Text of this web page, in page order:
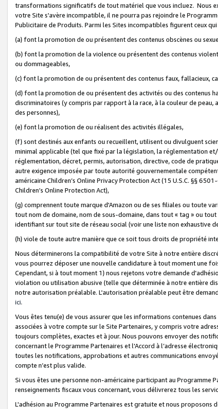
transformations significatifs de tout matériel que vous incluez. Nous
votre Site s'avère incompatible, il ne pourra pas rejoindre le
Publicitaire de Produits. Parmi les Sites incompatibles figurent ceux
(a) font la promotion de ou présentent des contenus obscènes ou
(b) font la promotion de la violence ou présentent des contenus
ou dommageables,
(c) font la promotion de ou présentent des contenus faux, fallacieux,
(d) font la promotion de ou présentent des activités ou des contenus
discriminatoires (y compris par rapport à la race, à la couleur de
des personnes),
(e) font la promotion de ou réalisent des activités illégales,
(f) sont destinés aux enfants ou recueillent, utilisent ou divulguent
minimal applicable (tel que fixé par la législation, la réglementation
réglementation, décret, permis, autorisation, directive, code de
autre exigence imposée par toute autorité gouvernementale
américaine Children’s Online Privacy Protection Act (15 U.S.C. §§
Children’s Online Protection Act),
(g) comprennent toute marque d'Amazon ou de ses filiales ou toute
tout nom de domaine, nom de sous-domaine, dans tout « tag » ou
identifiant sur tout site de réseau social (voir une liste non exhaustive
(h) viole de toute autre manière que ce soit tous droits de propriété
Nous déterminerons la compatibilité de votre Site à notre entière
vous pourrez déposer une nouvelle candidature à tout moment une
Cependant, si à tout moment 1) nous rejetons votre demande
violation ou utilisation abusive (telle que déterminée à notre entière
notre autorisation préalable. L'autorisation préalable peut être
ici.
Vous êtes tenu(e) de vous assurer que les informations contenues
associées à votre compte sur le Site Partenaires, y compris votre
toujours complètes, exactes et à jour. Nous pouvons envoyer des
concernant le Programme Partenaires et l'Accord à l’adresse
toutes les notifications, approbations et autres communications
compte n’est plus valide.
Si vous êtes une personne non-américaine participant au
renseignements fiscaux vous concernant, vous délivrerez tous les
L'adhésion au Programme Partenaires est gratuite et nous proposons